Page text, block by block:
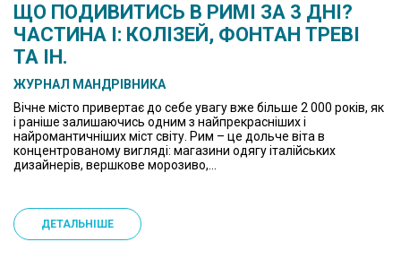
ЩО ПОДИВИТИСЬ В РИМІ ЗА 3 ДНІ?
ЧАСТИНА І: КОЛІЗЕЙ, ФОНТАН ТРЕВІ
ТА ІН.
ЖУРНАЛ МАНДРІВНИКА
Вічне місто привертає до себе увагу вже більше 2 000 років, як
і раніше залишаючись одним з найпрекрасніших і
найромантичніших міст світу. Рим – це дольче віта в
концентрованому вигляді: магазини одягу італійських
дизайнерів, вершкове морозиво,...
ДЕТАЛЬНІШЕ